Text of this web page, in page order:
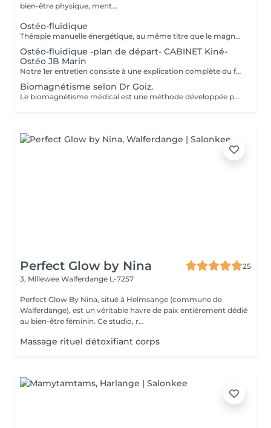
bien-être physique, ment...
Ostéo-fluidique
Thérapie manuelle énergétique, au même titre que le magnétisme, à la différence que celui-ci permet un décodage biologique et permet la libération émotionnelle. L'ostéofluidique permet de travailler directement sur l'énergie des os, articulations, organes, glandes et de tous les systèmes énergétiques du corps, sans aucune manipulation ni cracking. Mon travail consiste à mettre en lumière ces blocages et de les libérer. À la rencontre des maux et mots. - douleurs. - traumas. - blocages physiques et émotionnels. -
Ostéo-fluidique -plan de départ- CABINET Kiné-
Ostéo JB Marin
Notre 1er entretien consiste à une explication complète du fonctionne de l'Ostéofluidique ainsi que de voir notre plan d'action et le nombre de séance à fixer selon votre problématique.
Biomagnétisme selon Dr Goiz.
Le biomagnétisme médical est une méthode développée par le Dr Isaac Goiz Durán, qui utilise des paires d'aimants pour rééquilibrer le pH du corps et soutenir son processus naturel d'auto-régulation. Comment ça fonctionne ? Chaque organe possède une fréquence énergétique spécifique. Lorsqu'un déséquilibre apparaît (stress, émotions, virus, bactéries, champignons), cela modifie localement le pH du corps. En appliquant des aimants sur des points précis, on restaure cet équilibre, ce qui favorise le bon fonctionnement des systèmes internes. Pourquoi consulter ? Le biomagnétisme peut accompagner l'organisme dans de nombreuses situations : fatigue chronique, stress, troubles du sommeil douleurs physiques, troubles digestifs déséquilibres hormonaux ou émotionnels baisse d'énergie, récupération lente Et la science dans tout ça ? Des études en biophysique et en médecine énergétique ont montré que les champs magnétiques peuvent influencer certaines fonctions biologiques, notamment la circulation ionique, la microcirculation et la réponse cellulaire. Le biomagnétisme s'appuie sur ces bases pour proposer une approche douce et complémentaire. Bien que la recherche soit encore en développement, de plus en plus de praticiens et de patients constatent des résultats positifs et durables. Formée par le Dr Enrique de Juin Gonzales de Castejón, élève direct du Dr Goiz, je pratique cette méthode avec précision et bienveillance pour vous accompagner vers un mieux-être global. Une technique naturelle, non invasive et complémentaire, qui agit sur les causes profondes du déséquilibre.
Perfect Glow by Nina
25
3, Millewee Walferdange L-7257
Perfect Glow By Nina, situé à Helmsange (commune de
Walferdange), est un véritable havre de paix entièrement dédié
au bien-être féminin. Ce studio, r...
Massage rituel détoxifiant corps